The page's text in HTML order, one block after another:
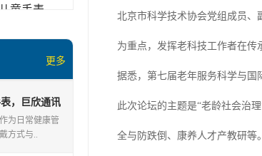
童手表
能锁
睡眠带
手环
更多
，巨欣通讯
量一致性
为日常健康管
方式与..
北京市科学技术协会党组成员、
为重点，发挥老科技工作者在传
据悉，第七届老年服务科学与国
此次论坛的主题是“老龄社会治
全与防跌倒、康养人才产教研等。